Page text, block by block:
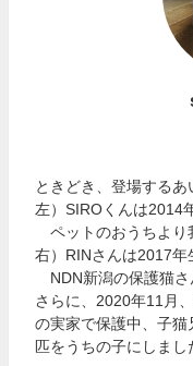
ときどき、登場するあ
左）SIROくんは2014
ペットのおうちより
右）RINさんは2017年
NDN新潟の保護猫さ
さらに、2020年11月
の実家で保護中、子猫
匹をうちの子にしまし